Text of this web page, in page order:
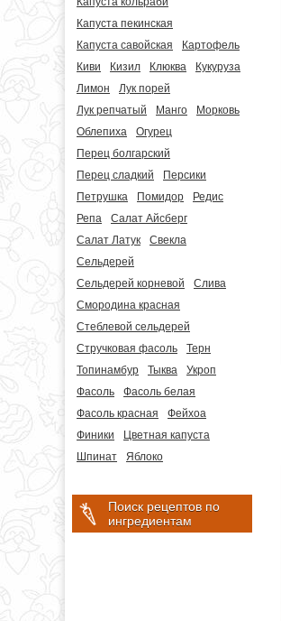
Капуста пекинская
Капуста савойская
Картофель
Киви
Кизил Клюква
Кукуруза
Лимон
Лук порей
Лук репчатый
Манго
Морковь
Облепиха
Огурец
Перец болгарский
Перец сладкий
Персики
Петрушка
Помидор
Редис
Репа
Салат Айсберг
Салат Латук
Свекла
Сельдерей
Сельдерей корневой
Слива
Смородина красная
Стеблевой сельдерей
Стручковая фасоль
Терн
Топинамбур
Тыква
Укроп
Фасоль
Фасоль белая
Фасоль красная
Фейхоа
Финики
Цветная капуста
Шпинат
Яблоко
Поиск рецептов по
ингредиентам